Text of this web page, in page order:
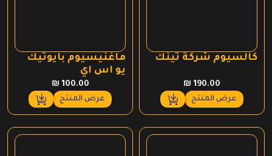
كالسيوم شركة تينك
₪ 190.00
عرض المنتج
ماغنيسيوم بايوتيك
يو اس اي
₪ 100.00
عرض المنتج